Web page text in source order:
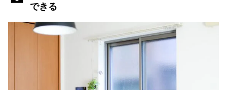
できる